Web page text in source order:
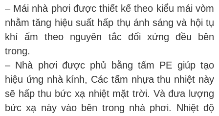
– Mái nhà phơi được thiết kế theo kiểu mái vòm
nhằm tăng hiệu suất hấp thụ ánh sáng và hội tụ
khí ẩm theo nguyên tắc đối xứng đều bên
trong.
– Nhà phơi được phủ bằng tấm PE giúp tạo
hiệu ứng nhà kính, Các tấm nhựa thu nhiệt này
sẽ hấp thu bức xạ nhiệt mặt trời. Và đưa lượng
bức xạ này vào bên trong nhà phơi. Nhiệt độ